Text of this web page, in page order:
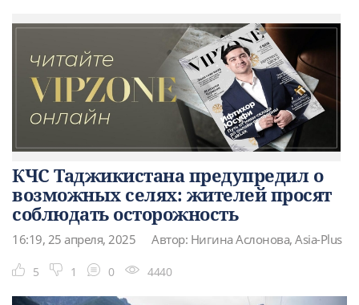
КЧС Таджикистана предупредил о
возможных селях: жителей просят
соблюдать осторожность
16:19, 25 апреля, 2025 Автор: Нигина Аслонова, Asia-Plus
5 1 0 4440